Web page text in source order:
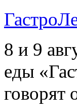
8 и 9
еды
говорят